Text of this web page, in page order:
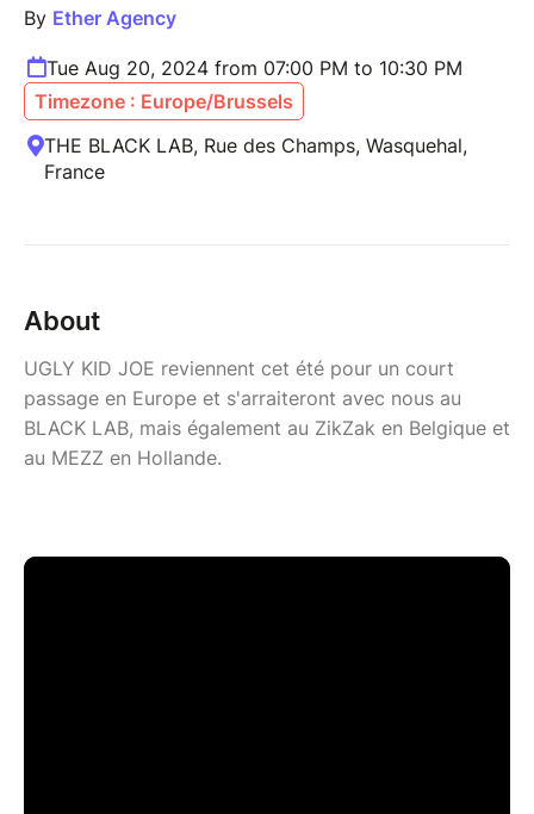
By Ether Agency
Tue Aug 20, 2024 from 07:00 PM to 10:30 PM
Timezone : Europe/Brussels
THE BLACK LAB, Rue des Champs, Wasquehal,
France
About
UGLY KID JOE reviennent cet été pour un court
passage en Europe et s'arraiteront avec nous au
BLACK LAB, mais également au ZikZak en Belgique et
au MEZZ en Hollande.